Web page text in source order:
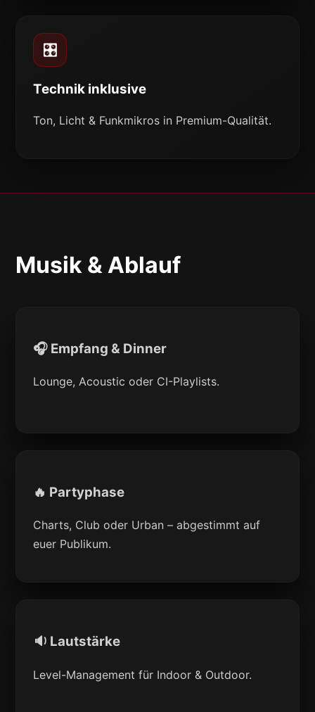
🎛️
Technik inklusive
Ton, Licht & Funkmikros in Premium-Qualität.
Musik & Ablauf
🎧 Empfang & Dinner
Lounge, Acoustic oder CI-Playlists.
🔥 Partyphase
Charts, Club oder Urban – abgestimmt auf
euer Publikum.
🔉 Lautstärke
Level-Management für Indoor & Outdoor.